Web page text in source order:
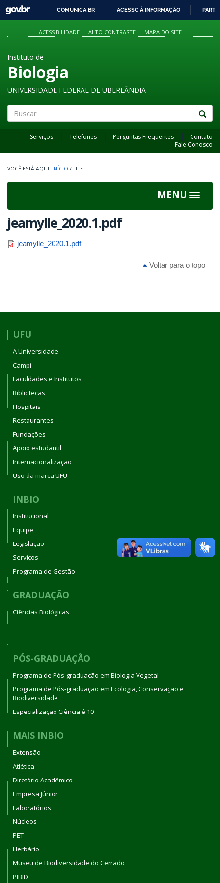
PARA
O
GOVBR
COMUNICA BR ACESSO À INFORMAÇÃO
ACESSIBILIDADE ALTO CONTRASTE MAPA DO SITE
Instituto de
Biologia
UNIVERSIDADE FEDERAL DE UBERLÂNDIA
Serviços Telefones Perguntas Frequentes
Contato
Fale Conosco
INÍCIO / FILE
MENU
Toggle
jeamylle_2020.1.pdf
jeamylle_2020.1.pdf
Voltar para o topo
UFU
A Universidade
Campi
Faculdades e Institutos
Bibliotecas
Hospitais
Restaurantes
Fundações
Apoio estudantil
Internacionalização
Uso da marca UFU
INBIO
Institucional
Equipe
Legislação
Serviços
Programa de Gestão
GRADUAÇÃO
Ciências Biológicas
PÓS-GRADUAÇÃO
Programa de Pós-graduação em Biologia Vegetal
Programa de Pós-graduação em Ecologia, Conservação e
Biodiversidade
Especialização Ciência é 10
MAIS INBIO
Extensão
Atlética
Diretório Acadêmico
Empresa Júnior
Laboratórios
Núcleos
PET
Herbário
Museu de Biodiversidade do Cerrado
PIBID